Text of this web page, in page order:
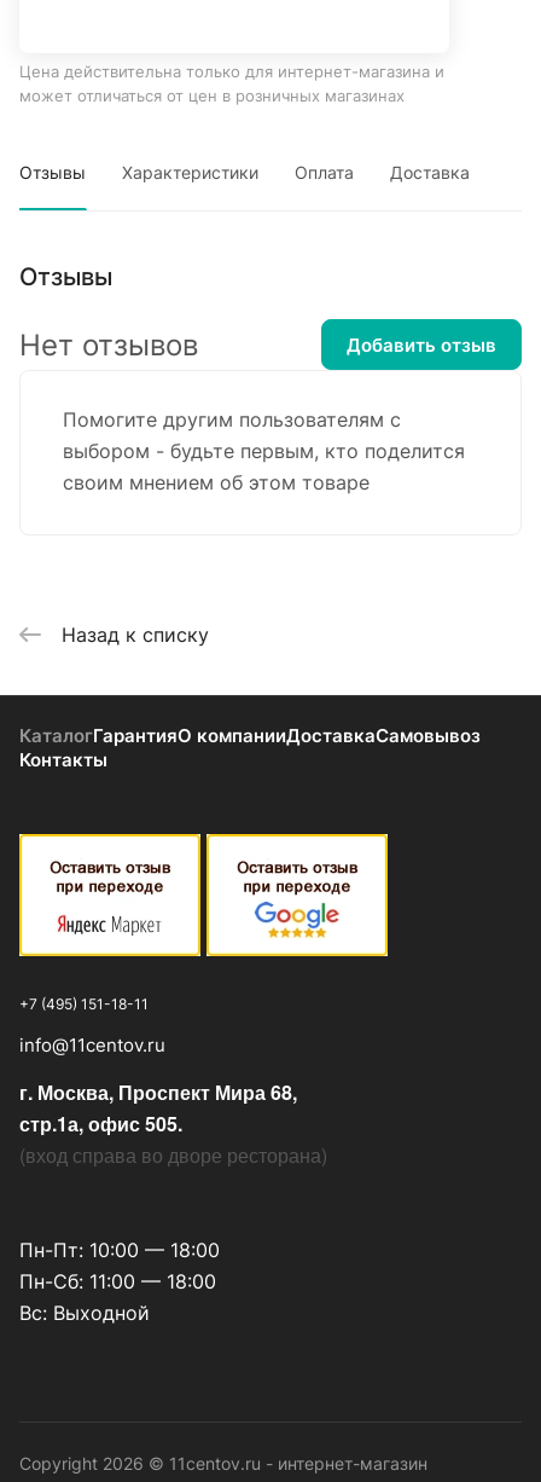
Цена действительна только для интернет-магазина и
может отличаться от цен в розничных магазинах
Отзывы Характеристики Оплата Доставка
Отзывы
Помогите другим пользователям с
выбором - будьте первым, кто поделится
своим мнением об этом товаре
Нет отзывов Добавить отзыв
Назад к списку
КаталогГарантияО компанииДоставкаСамовывоз
Контакты
+7 (495) 151-18-11
info@11centov.ru
г. Москва, Проспект Мира 68,
стр.1а, офис 505.
(вход справа во дворе ресторана)
Пн-Пт: 10:00 — 18:00
Пн-Сб: 11:00 — 18:00
Вс: Выходной
Copyright 2026 © 11centov.ru - интернет-магазин